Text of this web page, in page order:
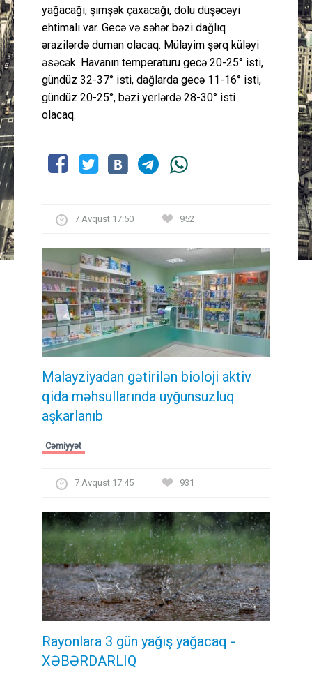
yağacağı, şimşək çaxacağı, dolu düşəcəyi
ehtimalı var. Gecə və səhər bəzi dağlıq
ərazilərdə duman olacaq. Mülayim şərq küləyi
əsəcək. Havanın temperaturu gecə 20-25° isti,
gündüz 32-37° isti, dağlarda gecə 11-16° isti,
gündüz 20-25°, bəzi yerlərdə 28-30° isti
olacaq.
7 Avqust 17:50 952
Malayziyadan gətirilən bioloji aktiv
qida məhsullarında uyğunsuzluq
aşkarlanıb
Cəmiyyət
7 Avqust 17:45 931
Rayonlara 3 gün yağış yağacaq -
XƏBƏRDARLIQ